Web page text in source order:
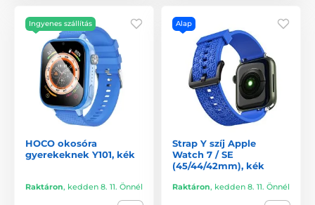
Ingyenes szállítás
HOCO okosóra
gyerekeknek Y101, kék
Raktáron, kedden 8. 11. Önnél
Alap
Strap Y szíj Apple
Watch 7 / SE
(45/44/42mm), kék
Raktáron, kedden 8. 11. Önnél